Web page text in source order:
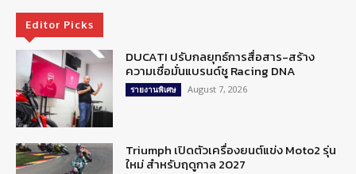
Editor Picks
DUCATI ปรับกลยุทธ์การสื่อสาร-สร้าง
ความเชื่อมั่นแบรนด์ชู Racing DNA
รายงานพิเศษ August 7, 2026
Triumph เปิดตัวเครื่องยนต์แข่ง Moto2 รุ่น
ใหม่ สำหรับฤดูกาล 2027